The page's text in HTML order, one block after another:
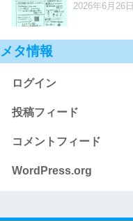
2026年6月26日
メタ情報
ログイン
投稿フィード
コメントフィード
WordPress.org